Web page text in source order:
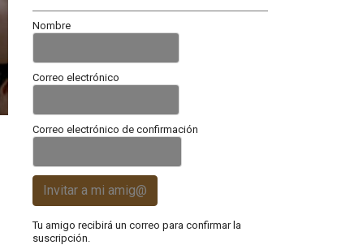
Nombre
Correo electrónico
Correo electrónico de confirmación
Invitar a mi amig@
Tu amigo recibirá un correo para confirmar la
suscripción.